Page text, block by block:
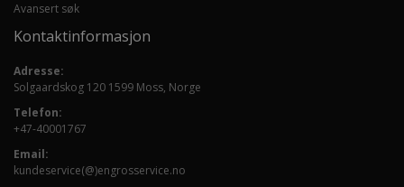
Avansert søk
Kontaktinformasjon
Adresse:
Solgaardskog 120 1599 Moss, Norge
Telefon:
+47-40001767
Email:
kundeservice(@)engrosservice.no